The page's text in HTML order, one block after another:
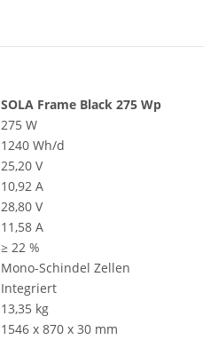
SOLA Frame Black 275 Wp
275 W
1240 Wh/d
25,20 V
10,92 A
28,80 V
11,58 A
≥ 22 %
Mono-Schindel Zellen
Integriert
13,35 kg
1546 x 870 x 30 mm